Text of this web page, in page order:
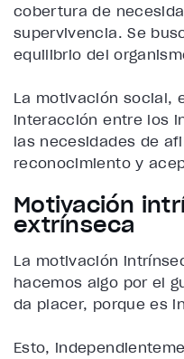
cobertura de
supervivencia. Se
equilibrio del
La motivación social,
interacción entre los
las necesidades de
reconocimiento y
Motivación
extrínseca
La motivación
hacemos algo por el
da placer, porque es
Esto,